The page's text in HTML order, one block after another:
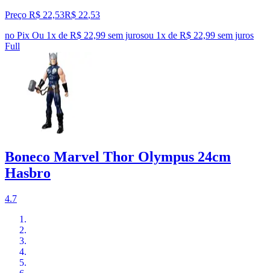
Preço R$ 22,53R$ 22,53
no Pix Ou 1x de R$ 22,99 sem jurosou 1x de R$ 22,99 sem juros
Full
Boneco Marvel Thor Olympus 24cm
Hasbro
4.7